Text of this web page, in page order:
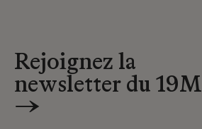
Rejoignez la
newsletter du 19M
→